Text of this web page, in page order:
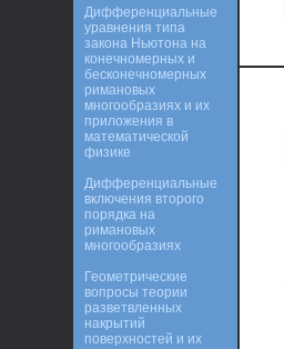
Дифференциальные
уравнения типа
закона Ньютона на
конечномерных и
бесконечномерных
римановых
многообразиях и их
приложения в
математической
физике
Дифференциальные
включения второго
порядка на
римановых
многообразиях
Геометрические
вопросы теории
разветвленных
накрытий
поверхностей и их